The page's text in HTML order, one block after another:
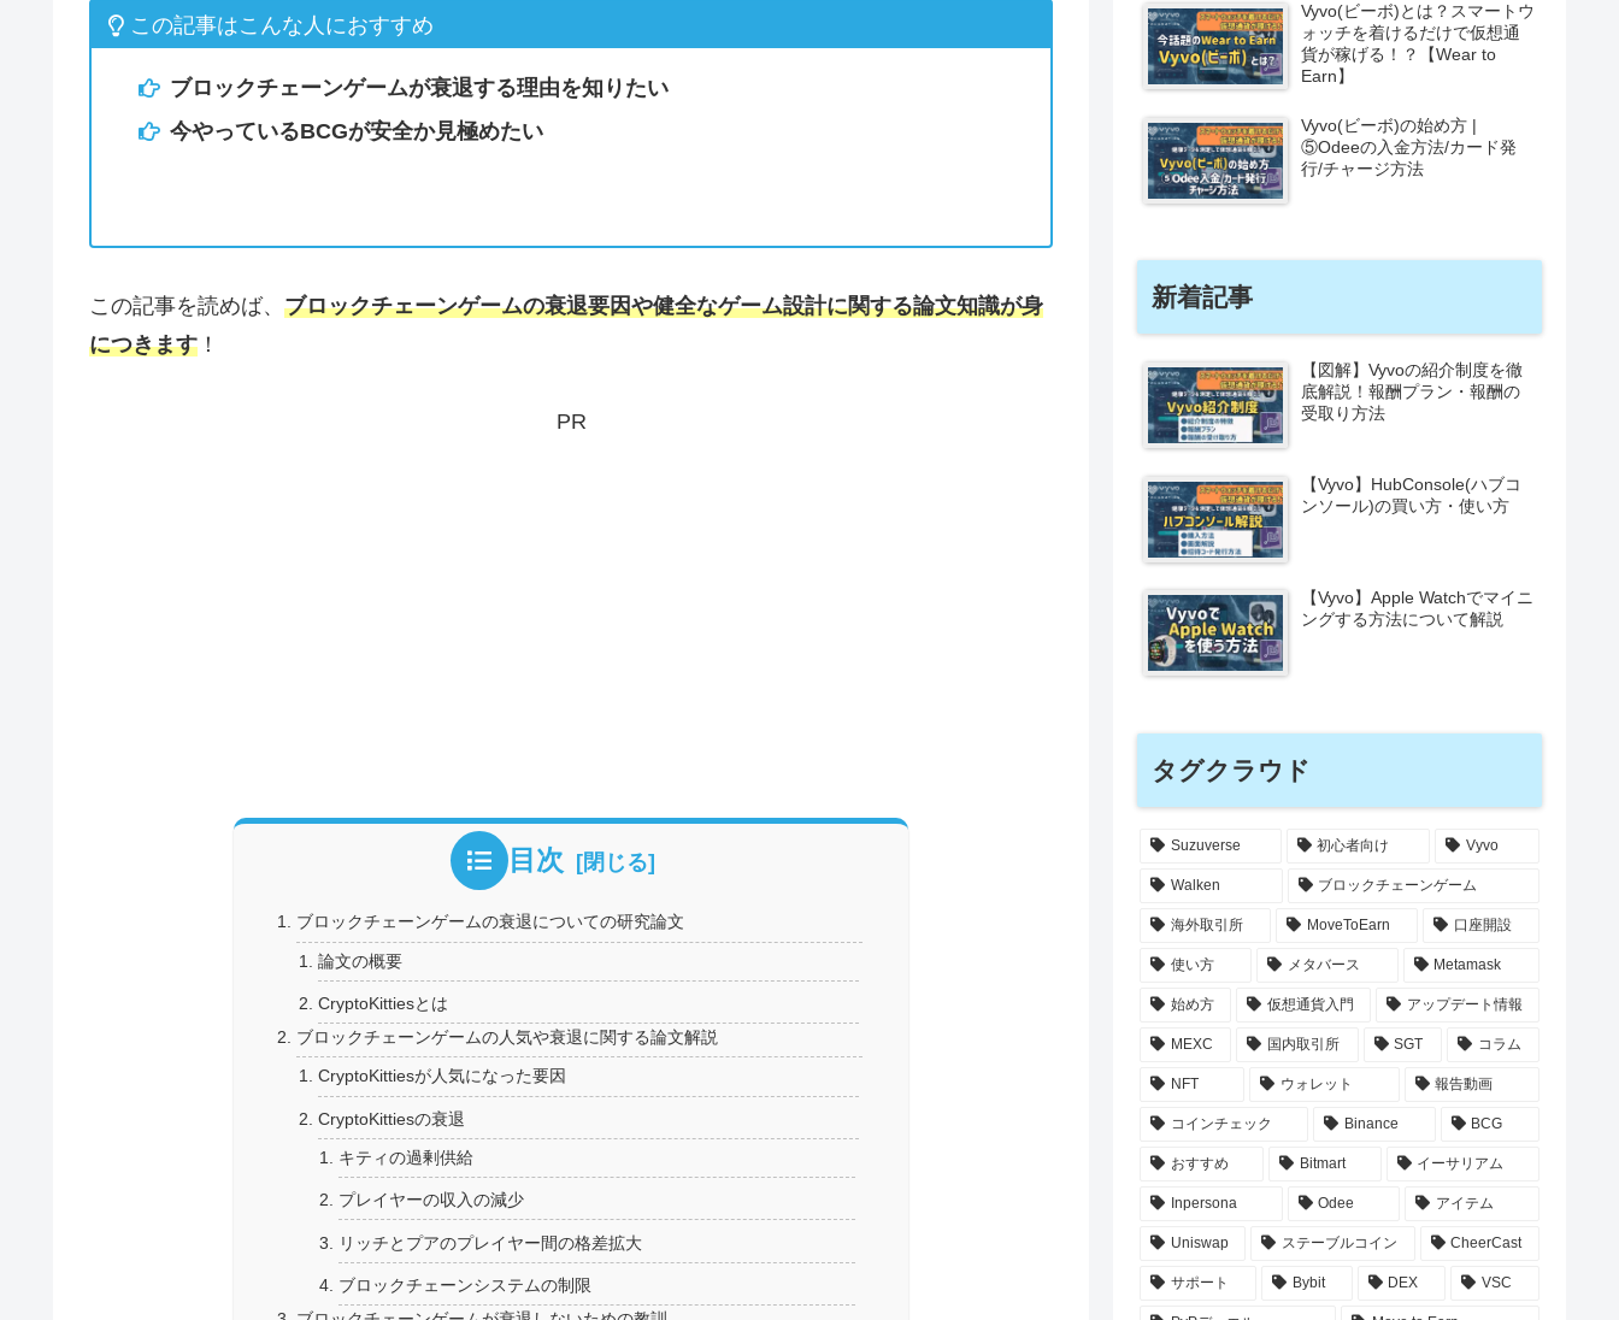
この記事はこんな人におすすめ
ブロックチェーンゲームが衰退する理由を知りたい
今やっているBCGが安全か見極めたい
この記事を読めば、 ブロックチェーンゲームの衰退要因や健全なゲーム設計に関する論文知識が身
につきます ！
PR
目次
ブロックチェーンゲームの衰退についての研究論文
論文の概要
CryptoKittiesとは
ブロックチェーンゲームの人気や衰退に関する論文解説
CryptoKittiesが人気になった要因
CryptoKittiesの衰退
キティの過剰供給
プレイヤーの収入の減少
リッチとプアのプレイヤー間の格差拡大
ブロックチェーンシステムの制限
Vyvo(ビーボ)とは？スマートウ
ォッチを着けるだけで仮想通
貨が稼げる！？【Wear to
Earn】
Vyvo(ビーボ)の始め方 |
⑤Odeeの入金方法/カード発
行/チャージ方法
新着記事
【図解】Vyvoの紹介制度を徹
底解説！報酬プラン・報酬の
受取り方法
【Vyvo】HubConsole(ハブコ
ンソール)の買い方・使い方
【Vyvo】Apple Watchでマイニ
ングする方法について解説
タグクラウド
Suzuverse 初心者向け Vyvo
Walken ブロックチェーンゲーム
海外取引所 MoveToEarn 口座開設
使い方 メタバース Metamask
始め方 仮想通貨入門 アップデート情報
MEXC 国内取引所 SGT コラム
NFT ウォレット 報告動画
コインチェック Binance BCG
おすすめ Bitmart イーサリアム
Inpersona Odee アイテム
Uniswap ステーブルコイン CheerCast
サポート Bybit DEX VSC